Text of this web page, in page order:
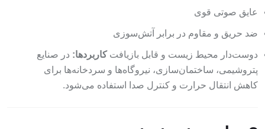
عایق صوتی قوی
ضد حریق و مقاوم در برابر آتش‌سوزی
دوست‌دار محیط زیست و قابل بازیافت کاربردها: در صنایع
پتروشیمی، ساختمان‌سازی، نیروگاه‌ها و سردخانه‌ها برای
کاهش انتقال حرارت و کنترل صدا استفاده می‌شود.